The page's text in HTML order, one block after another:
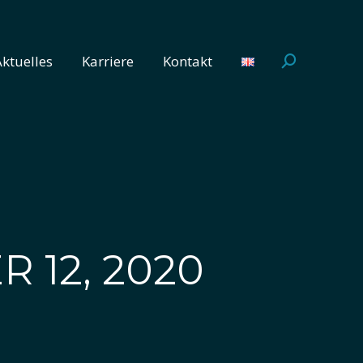
Karriere Kontakt Search:
12, 2020